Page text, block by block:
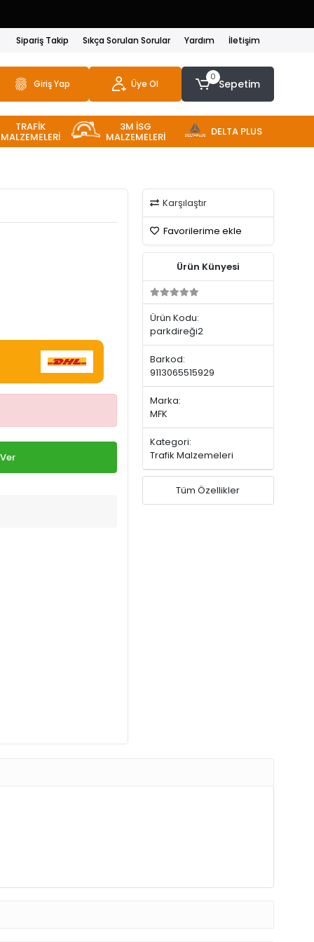
Sipariş Takip Sıkça Sorulan Sorular Yardım İletişim
Giriş Yap Üye Ol
0
Sepetim
TRAFİK
MALZEMELERİ
3M İSG
MALZEMELERİ DELTA PLUS
Karşılaştır
Favorilerime ekle
Ürün Künyesi
Ürün Kodu:
parkdireği2
Barkod:
9113065515929
Marka:
MFK
Kategori:
Trafik Malzemeleri
Tüm Özellikler